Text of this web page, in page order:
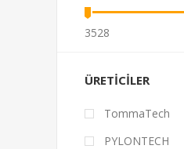
3528
ÜRETICILER
TommaTech
PYLONTECH